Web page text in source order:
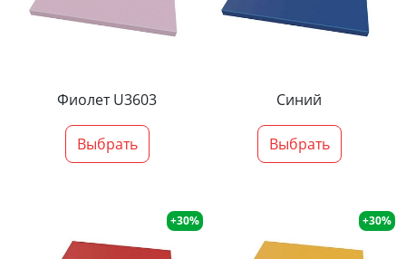
Фиолет U3603
Выбрать
Синий
Выбрать
+30% +30%